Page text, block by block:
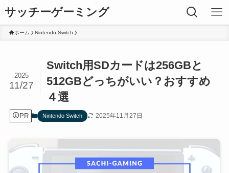
サッチーゲーミング
ホーム Nintendo Switch
Switch用SDカードは256GBと
512GBどっちがいい？おすすめ
４選
2025
11/27
PR Nintendo Switch 2025年11月27日